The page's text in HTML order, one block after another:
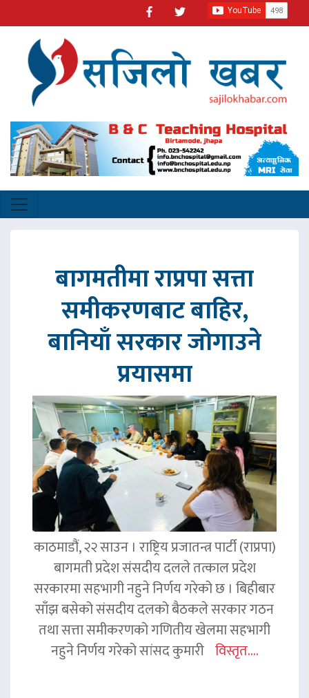
बागमतीमा राप्रपा सत्ता
समीकरणबाट बाहिर,
बानियाँ सरकार जोगाउने
प्रयासमा
काठमाडौं, २२ साउन । राष्ट्रिय प्रजातन्त्र पार्टी (राप्रपा)
बागमती प्रदेश संसदीय दलले तत्काल प्रदेश
सरकारमा सहभागी नहुने निर्णय गरेको छ । बिहीबार
साँझ बसेको संसदीय दलको बैठकले सरकार गठन
तथा सत्ता समीकरणको गणितीय खेलमा सहभागी
नहुने निर्णय गरेको सांसद कुमारी विस्तृत....